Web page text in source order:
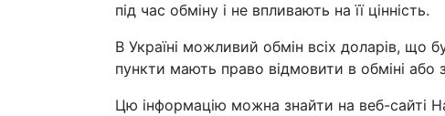
під час обміну і не впливають на її цінність.
В Україні можливий обмін всіх доларів, що
пункти мають право відмовити в обміні або
Цю інформацію можна знайти на веб-сайті